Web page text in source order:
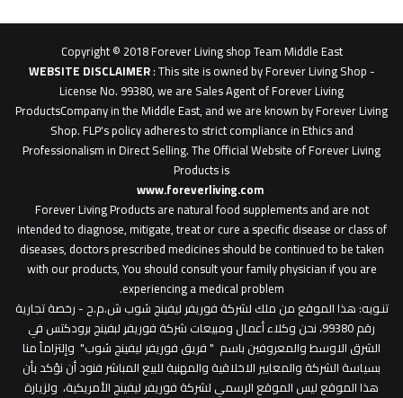
Copyright © 2018 Forever Living shop Team Middle East
WEBSITE DISCLAIMER: This site is owned by Forever Living Shop -
License No. 99380, we are Sales Agent of Forever Living
ProductsCompany in the Middle East, and we are known by Forever Living
Shop. FLP's policy adheres to strict compliance in Ethics and
Professionalism in Direct Selling. The Official Website of Forever Living
Products is
www.foreverliving.com
Forever Living Products are natural food supplements and are not
intended to diagnose, mitigate, treat or cure a specific disease or class of
diseases, doctors prescribed medicines should be continued to be taken
with our products, You should consult your family physician if you are
experiencing a medical problem.
تنـويه: هذا الموقع من ملك لشركة فوريفر ليفينج شوب ش.م.ح - رخصة تجارية
رقم 99380، نحن وكلاء أعمال ومبيعات شركة فوريفر لبفينج برودكتس في
الشرق الاوسط والمعروفين باسم " فريق فوريفر ليفينج شوب" وإلتزاماً منا
بسياسة الشركة والمعايير الاخلاقية والمهنية للبيع المباشر فنود أن نؤكد بأن
هذا الموقع ليس الموقع الرسمي لشركة فوريفر ليفينج الأمريكية، ولزيارة